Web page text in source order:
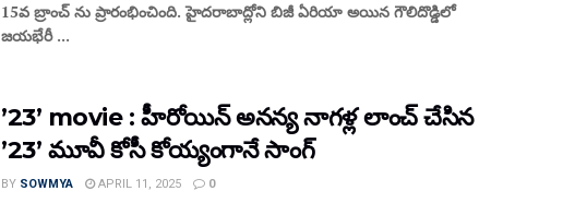
15వ బ్రాంచ్ ను ప్రారంభించింది. హైదరాబాద్లోని బిజీ ఏరియా అయిన గౌలిదొడ్డిలో
జయభేరీ ...
’23’ movie : హీరోయిన్ అనన్య నాగళ్ల లాంచ్ చేసిన
’23’ మూవీ కోసీ కోయ్యంగానే సాంగ్
BY SOWMYA APRIL 11, 2025 0